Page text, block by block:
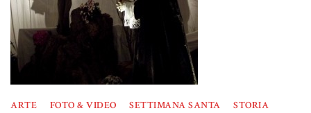
ARTE FOTO & VIDEO SETTIMANA SANTA STORIA